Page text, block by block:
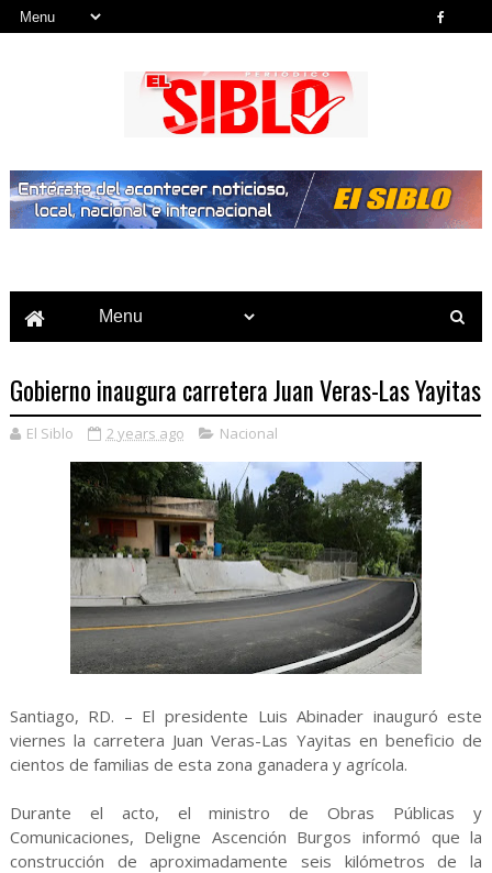
Gobierno inaugura carretera Juan Veras-Las Yayitas
El Siblo 2 years ago Nacional
Santiago, RD. – El presidente Luis Abinader inauguró este
viernes la carretera Juan Veras-Las Yayitas en beneficio de
cientos de familias de esta zona ganadera y agrícola.
Durante el acto, el ministro de Obras Públicas y
Comunicaciones, Deligne Ascención Burgos informó que la
construcción de aproximadamente seis kilómetros de la